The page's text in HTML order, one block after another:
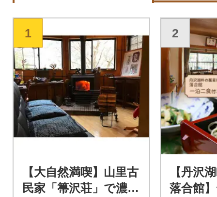
1
【大自然満喫】山里古
民家「箒沢荘」で濃厚
2
【丹沢
落合館